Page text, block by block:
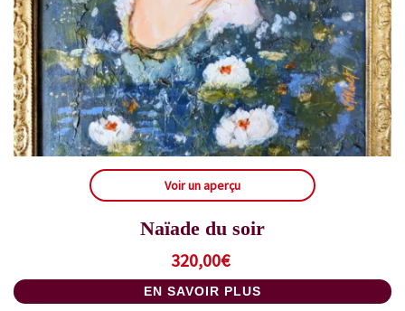
Voir un aperçu
Naïade du soir
320,00€
EN SAVOIR PLUS